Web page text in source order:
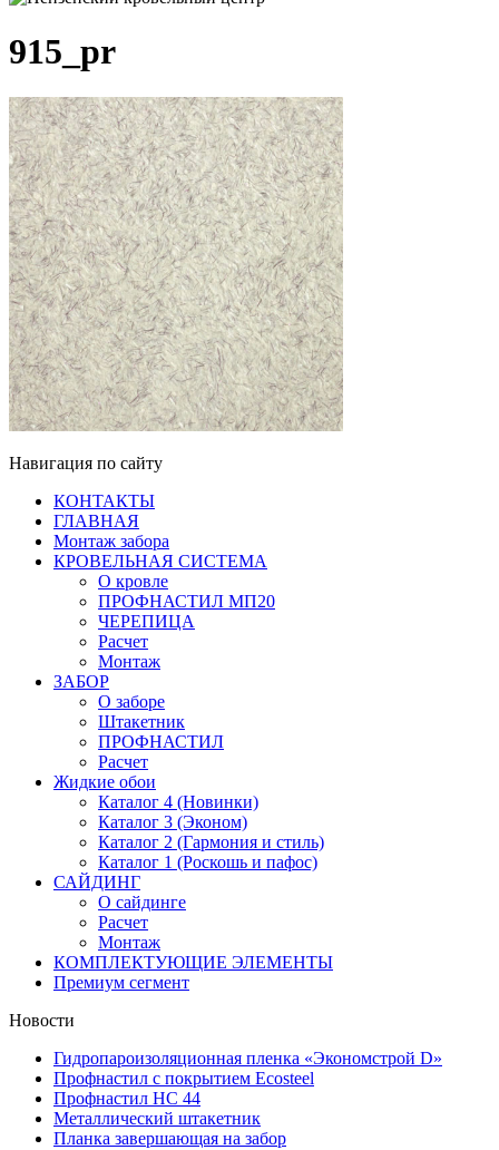
915_pr
Навигация по сайту
КОНТАКТЫ
ГЛАВНАЯ
Монтаж забора
КРОВЕЛЬНАЯ СИСТЕМА
О кровле
ПРОФНАСТИЛ МП20
ЧЕРЕПИЦА
Расчет
Монтаж
ЗАБОР
О заборе
Штакетник
ПРОФНАСТИЛ
Расчет
Жидкие обои
Каталог 4 (Новинки)
Каталог 3 (Эконом)
Каталог 2 (Гармония и стиль)
Каталог 1 (Роскошь и пафос)
САЙДИНГ
О сайдинге
Расчет
Монтаж
КОМПЛЕКТУЮЩИЕ ЭЛЕМЕНТЫ
Премиум сегмент
Новости
Гидропароизоляционная пленка «Экономстрой D»
Профнастил с покрытием Ecosteel
Профнастил НС 44
Металлический штакетник
Планка завершающая на забор